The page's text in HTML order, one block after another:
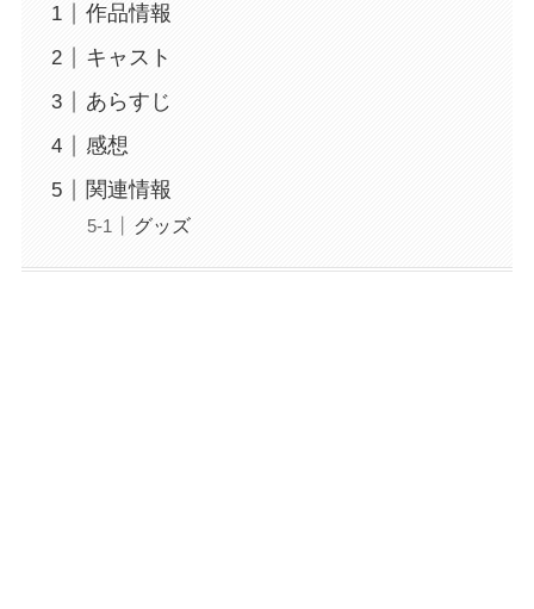
作品情報
キャスト
あらすじ
感想
関連情報
グッズ